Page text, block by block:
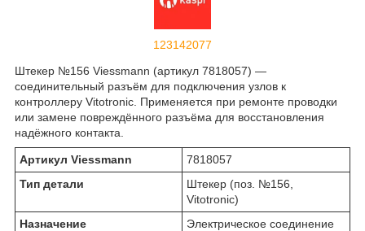
123142077
Штекер №156 Viessmann (артикул 7818057) —
соединительный разъём для подключения узлов к
контроллеру Vitotronic. Применяется при ремонте проводки
или замене повреждённого разъёма для восстановления
надёжного контакта.
Артикул Viessmann
7818057
Тип детали
Штекер (поз. №156,
Vitotronic)
Назначение
Электрическое соединение